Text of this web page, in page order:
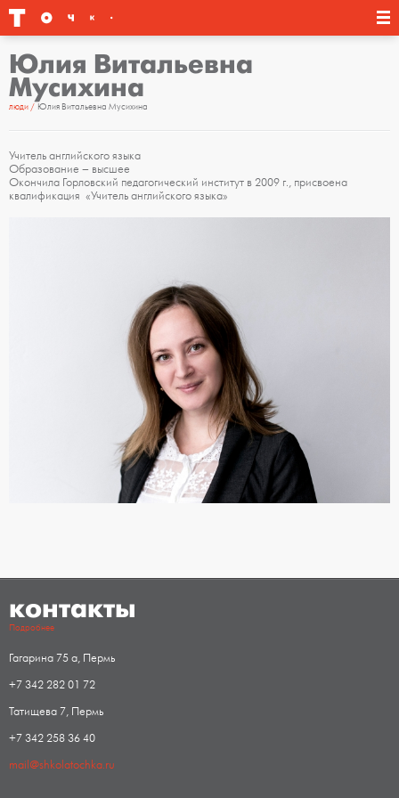
Юлия Витальевна
Мусихина
люди Юлия Витальевна Мусихина
Учитель английского языка
Образование – высшее
Окончила Горловский педагогический институт в 2009 г., присвоена
квалификация «Учитель английского языка»
контакты
Подробнее
Гагарина 75 а, Пермь
+7 342 282 01 72
Татищева 7, Пермь
+7 342 258 36 40
mail@shkolatochka.ru